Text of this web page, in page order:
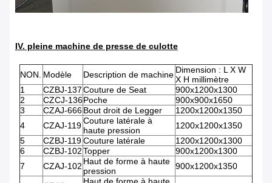
IV. pleine machine de presse de culotte
NON. Modèle Description de machine Dimension : L X W
X H millimètre
1
CZBJ-137Couture de Seat
900x1200x1300
2
CZCJ-136Poche
900x900x1650
3
CZAJ-666Bout droit de Legger
1200x1200x1350
4
CZAJ-119Couture latérale à
haute pression
1200x1200x1350
5
CZBJ-119Couture latérale
1200x1200x1300
6
CZBJ-102Topper
900x1200x1300
7
CZAJ-102 Haut de forme à haute
pression
900x1200x1350